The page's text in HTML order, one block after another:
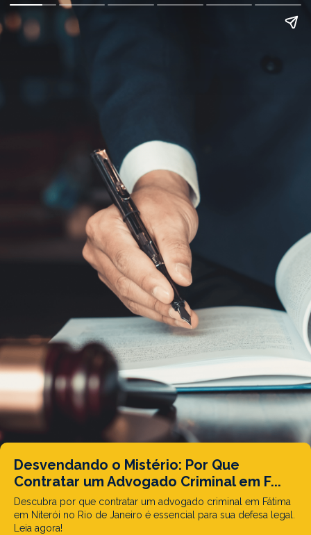
Desvendando o Mistério: Por Que
Contratar um Advogado Criminal em F...
Descubra por que contratar um advogado criminal em Fátima
em Niterói no Rio de Janeiro é essencial para sua defesa legal.
Leia agora!